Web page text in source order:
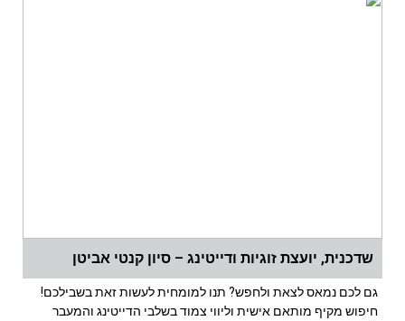
שדכנית, יועצת זוגיות ודייטינג – סיון קנטי אביטן
גם לכם נמאס לצאת ולחפש? תנו למומחית לעשות זאת בשבילכם!
חיפוש מקיף מותאם אישית וליווי צמוד בשלבי הדייטינג והמעבר